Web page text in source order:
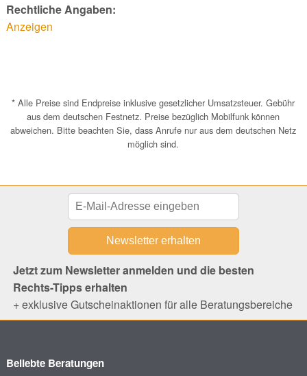
Rechtliche Angaben:
Anzeigen
* Alle Preise sind Endpreise inklusive gesetzlicher Umsatzsteuer. Gebühr
aus dem deutschen Festnetz. Preise bezüglich Mobilfunk können
abweichen. Bitte beachten Sie, dass Anrufe nur aus dem deutschen Netz
möglich sind.
Jetzt zum Newsletter anmelden und die besten
Rechts-Tipps erhalten
+ exklusive Gutscheinaktionen für alle Beratungsbereiche
Beliebte Beratungen